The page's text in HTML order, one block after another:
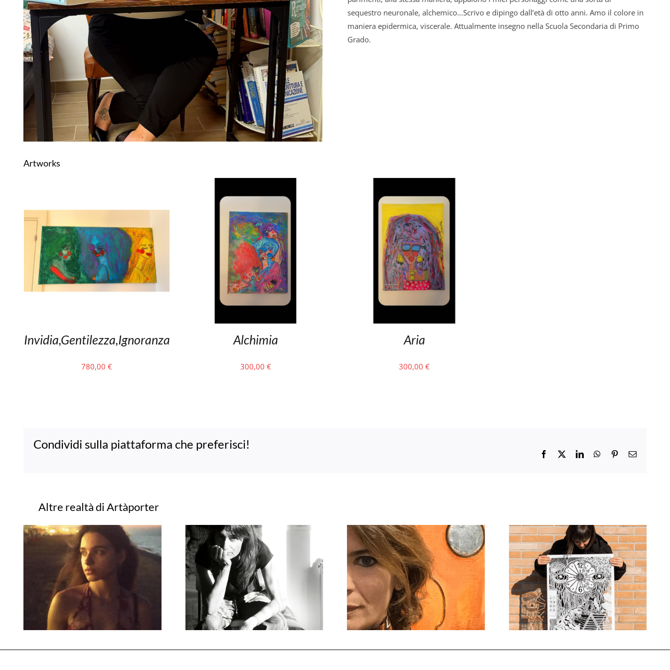
sequestro neuronale, alchemico…Scrivo e dipingo dall’età di otto anni. Amo il colore in
maniera epidermica, viscerale. Attualmente insegno nella Scuola Secondaria di Primo
Grado.
Artworks
Invidia,Gentilezza,Ignoranza
780,00 €
Alchimia
300,00 €
Aria
300,00€
Condividi sulla piattaforma che preferisci!
Facebook
X LinkedInWhatsApp
PinterestEmail
Progetti correlati